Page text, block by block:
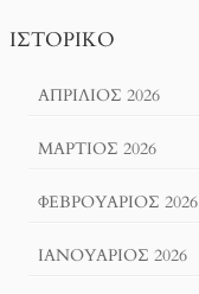
ΙΣΤΟΡΙΚΌ
ΑΠΡΊΛΙΟΣ 2026
ΜΆΡΤΙΟΣ 2026
ΦΕΒΡΟΥΆΡΙΟΣ 2026
ΙΑΝΟΥΆΡΙΟΣ 2026